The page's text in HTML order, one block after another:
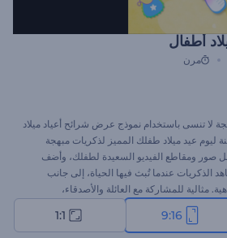
أطفال
مرن
لا تنسى باستخدام نموذج عرض شرائح أعياد ميلاد
ليوم عيد ميلاد طفلك المميز لذكريات مبهجة
صور ومقاطع الفيديو السعيدة لطفلك، وأضف
الذكريات عندما تُبث فيها الحياة، إلى جانب
مثالية للمشاركة مع العائلة والأصدقاء،
أو عرض حفل عيد الميلاد نفسه، وسوف ترسم
الآن واجعل الاحتفال بعيد ميلاد طفلك تجربة
9:16
1:1